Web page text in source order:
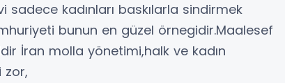
sadece kadınları baskılarla sindirmek
bunun en güzel örnegidir.Maalesef
İran molla yönetimi,halk ve kadın
zor,